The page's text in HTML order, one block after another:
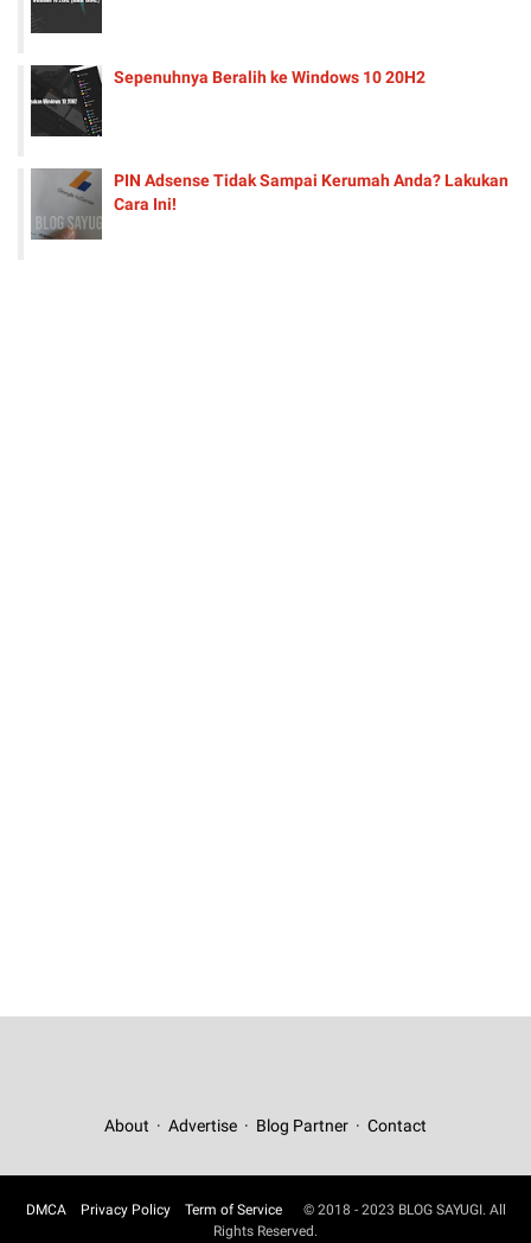
Sepenuhnya Beralih ke Windows 10 20H2
PIN Adsense Tidak Sampai Kerumah Anda? Lakukan
Cara Ini!
About Advertise Blog Partner Contact
DMCA Privacy Policy Term of Service
© 2018 - 2023 BLOG SAYUGI. All
Rights Reserved.